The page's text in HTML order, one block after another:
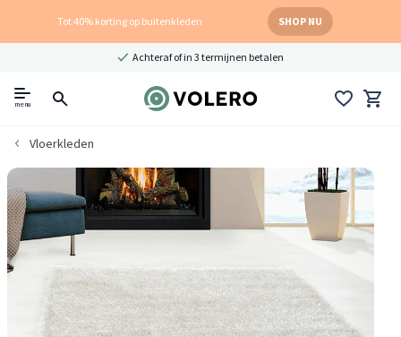
Tot 40% korting op buitenkleden SHOP NU
Achteraf of in 3 termijnen betalen
menu
Vloerkleden